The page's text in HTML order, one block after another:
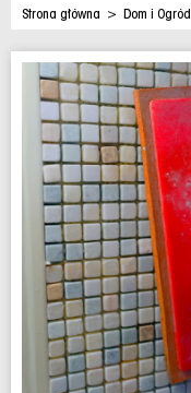
Strona główna > Dom i Ogród